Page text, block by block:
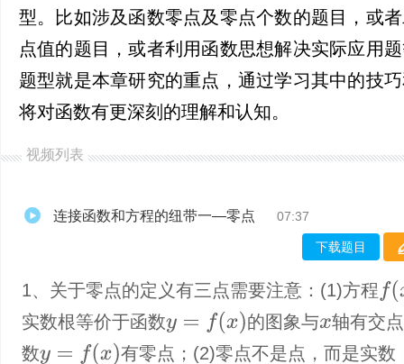
型。比如涉及函数零点及零点个数的题目，或
点值的题目，或者利用函数思想解决实际应用
题型就是本章研究的重点，通过学习其中的技
将对函数有更深刻的理解和认知。
视频列表
连接函数和方程的纽带一—零点 07:37
下载题目
1、关于零点的定义有三点需要注意：(1)方程 (x)=
实数根等价于函数y= (x) 的图象与x 轴有交
数y= (x)
有零点；(2)零点不是点，而是实数